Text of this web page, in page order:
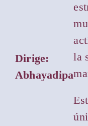
Dirige:
Abhayadipa
la